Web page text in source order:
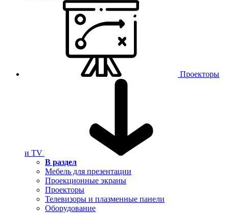
Проекторы
и TV
В раздел
Мебель для презентации
Проекционные экраны
Проекторы
Телевизоры и плазменные панели
Оборудование